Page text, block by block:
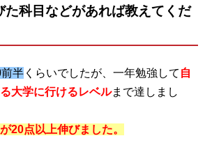
た科目などがあれば教えてくだ
半 くらいでしたが、一年勉強して 自
大学に行けるレベルまで達しまし
20点以上伸びました。